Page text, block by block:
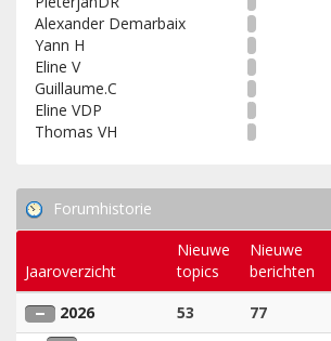
Alexander Demarbaix
Yann H
Eline V
Guillaume.C
Eline VDP
Thomas VH
Forumhistorie
Jaaroverzicht
Nieuwe
topics
Nieuwe
berichten
2026
53 77